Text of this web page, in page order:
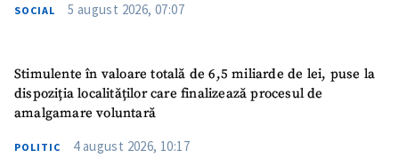
SOCIAL 5 august 2026, 07:07
Stimulente în valoare totală de 6,5 miliarde de lei, puse la
dispoziția localităților care finalizează procesul de
amalgamare voluntară
POLITIC 4 august 2026, 10:17
Telefon
acord cupolitica de
confidențialitate.